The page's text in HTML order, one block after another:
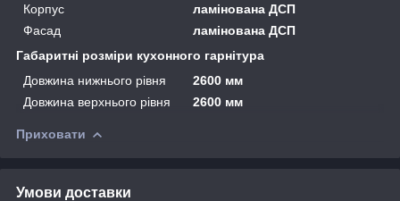
Корпус
ламінована ДСП
Фасад
ламінована ДСП
Габаритні розміри кухонного гарнітура
Довжина нижнього рівня
2600 мм
Довжина верхнього рівня
2600 мм
Приховати
Умови доставки